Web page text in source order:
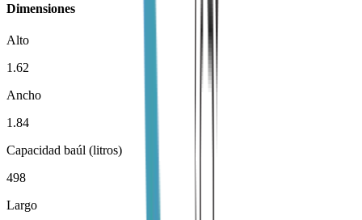
Dimensiones
Alto
1.62
Ancho
1.84
Capacidad baúl (litros)
498
Largo